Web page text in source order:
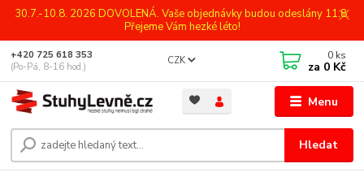
30.7.-10.8. 2026 DOVOLENÁ. Vaše objednávky budou odeslány 11.8.
Přejeme Vám hezké léto!
Menu
CZK
Hledat
+420 725 618 353
(Po-Pá, 8-16 hod.)
0 ks
za 0 Kč